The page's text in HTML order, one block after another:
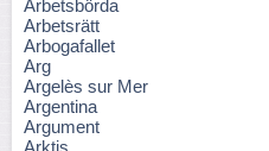
Arbetsbörda
Arbetsrätt
Arbogafallet
Arg
Argelès sur Mer
Argentina
Argument
Arktis